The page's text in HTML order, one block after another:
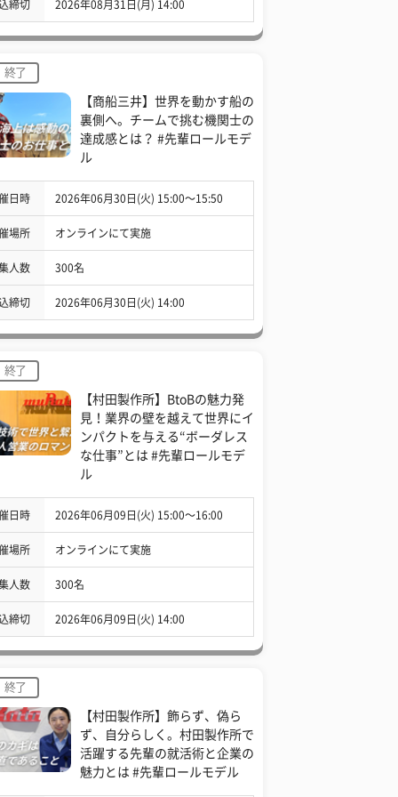
締切 2026年08月31日(月) 14:00
終了
【商船三井】世界を動かす船の
裏側へ。チームで挑む機関士の
達成感とは？ #先輩ロールモデ
ル
日時 2026年06月30日(火) 15:00〜15:50
場所 オンラインにて実施
人数 300名
締切 2026年06月30日(火) 14:00
終了
【村田製作所】BtoBの魅力発
見！業界の壁を越えて世界にイ
ンパクトを与える“ボーダレス
な仕事”とは #先輩ロールモデ
ル
日時 2026年06月09日(火) 15:00〜16:00
場所 オンラインにて実施
人数 300名
締切 2026年06月09日(火) 14:00
終了
【村田製作所】飾らず、偽ら
ず、自分らしく。村田製作所で
活躍する先輩の就活術と企業の
魅力とは #先輩ロールモデル